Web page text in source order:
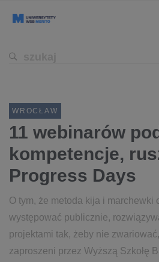
WROCŁAW
11 webinarów
kompetencje,
Progress Days
O tym, że metoda kija i marchewki
występować publicznie,
projektami tak, żeby nie
zaproszeni przez Wyższą Szkołę